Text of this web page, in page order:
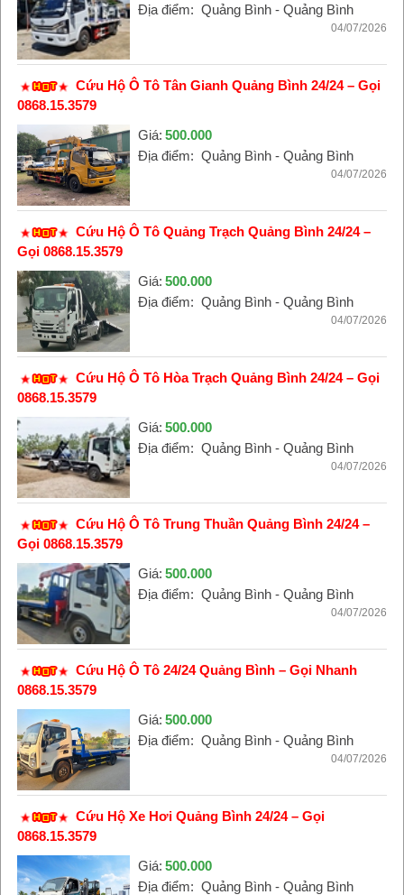
Địa điểm: Quảng Bình - Quảng Bình
04/07/2026
Cứu Hộ Ô Tô Tân Gianh Quảng Bình 24/24 – Gọi
0868.15.3579
Giá: 500.000
Địa điểm: Quảng Bình - Quảng Bình
04/07/2026
Cứu Hộ Ô Tô Quảng Trạch Quảng Bình 24/24 –
Gọi 0868.15.3579
Giá: 500.000
Địa điểm: Quảng Bình - Quảng Bình
04/07/2026
Cứu Hộ Ô Tô Hòa Trạch Quảng Bình 24/24 – Gọi
0868.15.3579
Giá: 500.000
Địa điểm: Quảng Bình - Quảng Bình
04/07/2026
Cứu Hộ Ô Tô Trung Thuần Quảng Bình 24/24 –
Gọi 0868.15.3579
Giá: 500.000
Địa điểm: Quảng Bình - Quảng Bình
04/07/2026
Cứu Hộ Ô Tô 24/24 Quảng Bình – Gọi Nhanh
0868.15.3579
Giá: 500.000
Địa điểm: Quảng Bình - Quảng Bình
04/07/2026
Cứu Hộ Xe Hơi Quảng Bình 24/24 – Gọi
0868.15.3579
Giá: 500.000
Địa điểm: Quảng Bình - Quảng Bình